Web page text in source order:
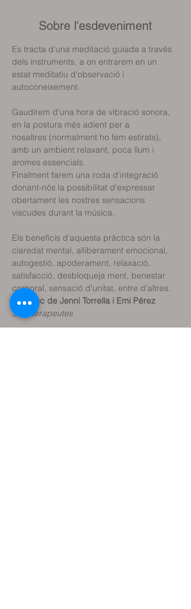
Sobre l'esdeveniment
Es tracta d'una meditació guiada a través
dels instruments, a on entrarem en un
estat meditatiu d'observació i
autoconeixement.
Gaudirem d'una hora de vibració sonora,
en la postura més adient per a
nosaltres (normalment ho fem estirats),
amb un ambient relaxant, poca llum i
aromes essencials.
Finalment farem una roda d'integració
donant-nós la possibilitat d'expressar
obertament les nostres sensacions
viscudes durant la música.
Els beneficis d'aquesta pràctica són la
claredat mental, alliberament emocional,
autogestió, apoderament, relaxació,
satisfacció, desbloqueja ment, benestar
corporal, sensació d'unitat, entre d'altres.
A càrrec de Jenni Torrella i Emi Pérez
Sonoterapeutes